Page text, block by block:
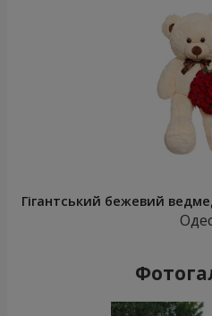
Гігантський бежевий